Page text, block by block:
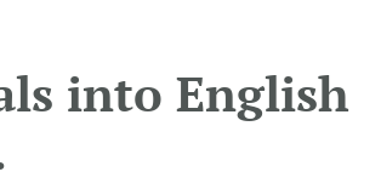
into English